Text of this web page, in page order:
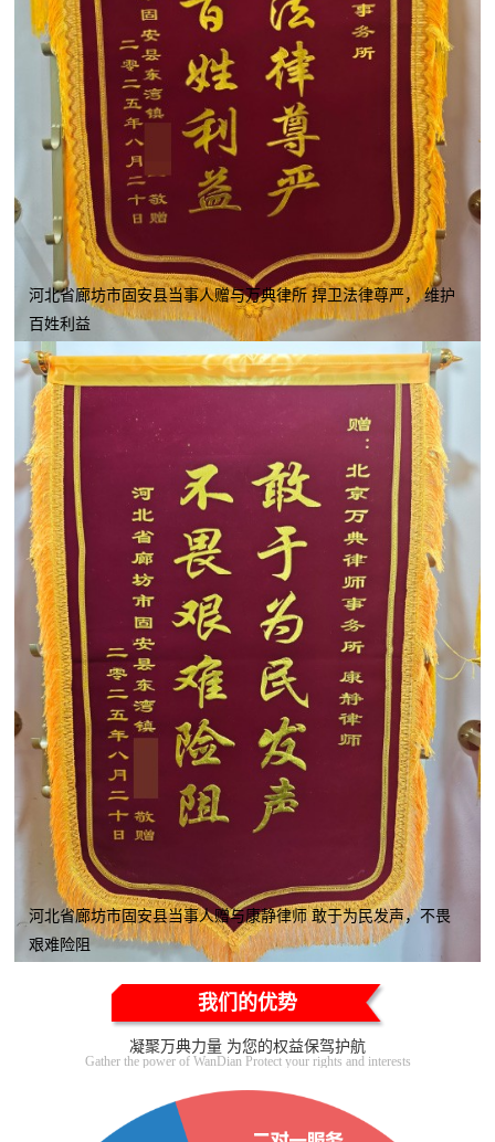
河北省廊坊市固安县当事人赠与万典律所 捍卫法律尊严， 维护
百姓利益
河北省廊坊市固安县当事人赠与康静律师 敢于为民发声，不畏
艰难险阻
我们的优势
凝聚万典力量 为您的权益保驾护航
Gather the power of WanDian Protect your rights and interests